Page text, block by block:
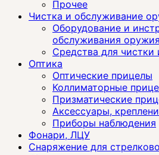
Прочее
Чистка и обслуживание
Оборудование и
обслуживания оружия
Средства для
Оптика
Оптические прицелы
Коллиматорные
Призматические
Аксессуары,
Приборы наблюдения
Фонари, ЛЦУ
Снаряжение для